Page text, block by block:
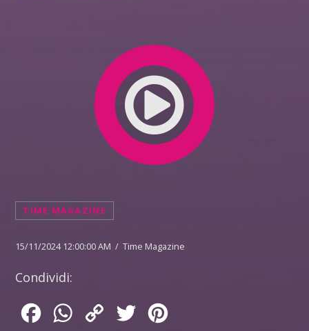
TIME MAGAZINE
15/11/2024 12:00:00 AM / Time Magazine
Condividi:
FacebookWhatsApp
Copy
Twitter